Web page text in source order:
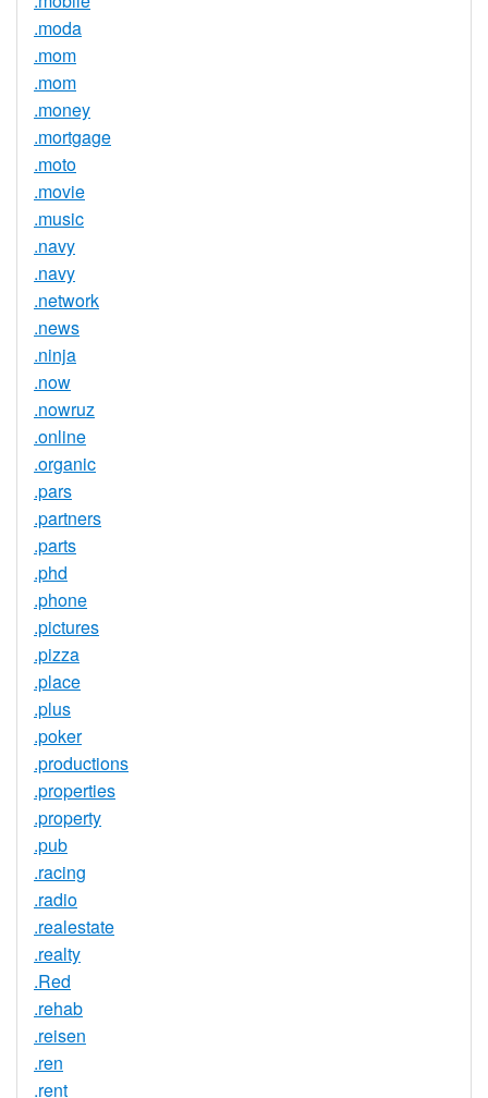
.moda
.mom
.mom
.money
.mortgage
.moto
.movie
.music
.navy
.navy
.network
.news
.ninja
.now
.nowruz
.online
.organic
.pars
.partners
.parts
.phd
.phone
.pictures
.pizza
.place
.plus
.poker
.productions
.properties
.property
.pub
.racing
.radio
.realestate
.realty
.Red
.rehab
.reisen
.ren
.rent